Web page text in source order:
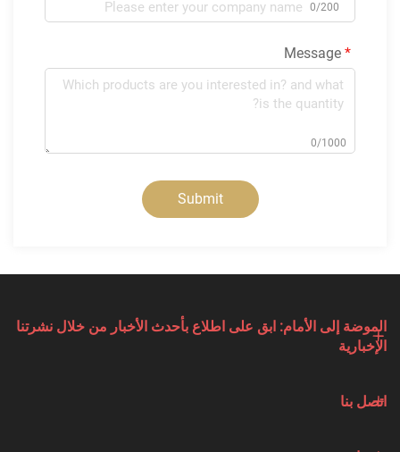
0/200
0/1000
Submit
الموضة إلى الأمام: ابق على اطلاع بأحدث الأخبار من خلال نشرتنا
الإخبارية
اتصل بنا